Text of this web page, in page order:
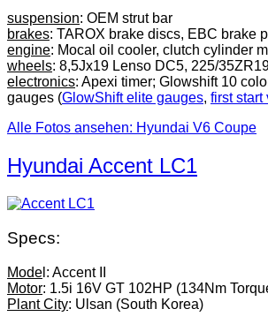
suspension: OEM strut bar
brakes: TAROX brake discs, EBC brake
engine: Mocal oil cooler, clutch cylinder
wheels: 8,5Jx19 Lenso DC5, 225/
electronics: Apexi timer; Glowshift 10
gauges (GlowShift elite gauges, first start
Alle Fotos ansehen: Hyundai V6 Coupe
Hyundai Accent LC1
Specs:
Mode l: Accent II
Motor: 1.5i 16V GT 102HP (134Nm
Plant City: Ulsan (South Korea)